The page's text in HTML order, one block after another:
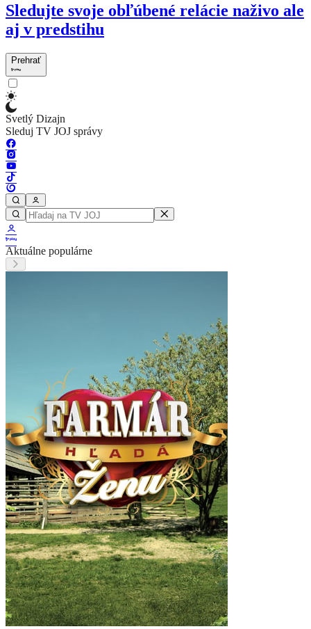
Sledujte svoje obľúbené relácie naživo ale
aj v predstihu
Prehrať
Svetlý Dizajn
Sleduj TV JOJ správy
Aktuálne populárne